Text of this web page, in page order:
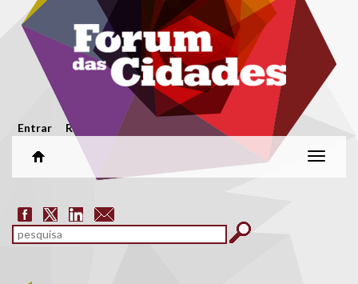
Passar para o conteúdo principal
Menu secundário
Entrar Registar
Alterar
Formulário de pesquisa
pesquisar